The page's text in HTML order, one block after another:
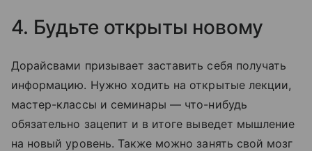
4. Будьте открыты новому
Дорайсвами призывает заставить себя получать
информацию. Нужно ходить на открытые лекции,
мастер-классы и семинары — что-нибудь
обязательно зацепит и в итоге выведет мышление
на новый уровень. Также можно занять свой мозг